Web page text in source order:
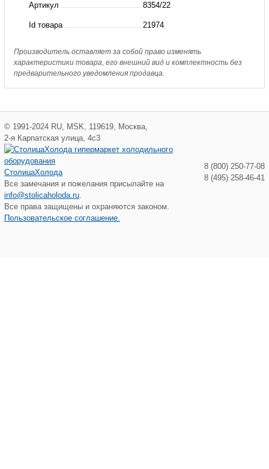
Castel
Артикул 8354/22
Id товара 21974
Производитель оставляет за собой право изменять
характеристики товара, его внешний вид и комплектность без
предварительного уведомления продавца.
© 1991-2024 RU MSK 119619 Москва
2-я Карпатская улица, 4с3
СтолицаХолода
Все замечания и пожелания присылайте на
info@stolicaholoda.ru
Все права защищены и охраняются законом.
Пользовательское соглашение.
8 (800) 250-77-08
8 (495) 258-46-41